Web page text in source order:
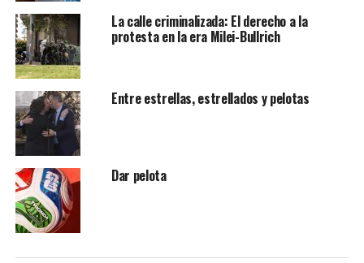
La calle criminalizada: El derecho a la
protesta en la era Milei-Bullrich
Entre estrellas, estrellados y pelotas
Dar pelota